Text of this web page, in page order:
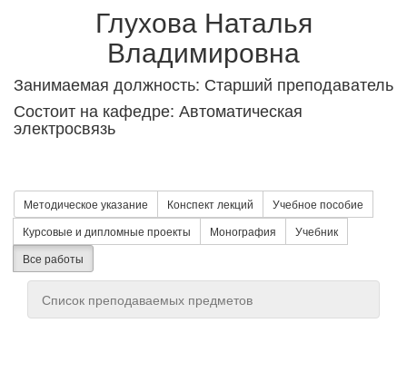
Глухова Наталья
Владимировна
Занимаемая должность: Старший преподаватель
Состоит на кафедре: Автоматическая
электросвязь
Методическое указание Конспект лекций
Учебное пособие
Курсовые и дипломные проекты
Монография
Учебник
Все работы
Список преподаваемых предметов